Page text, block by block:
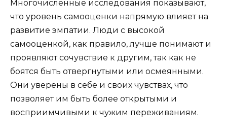
Многочисленные исследования показывают,
что уровень самооценки напрямую влияет на
развитие эмпатии. Люди с высокой
самооценкой, как правило, лучше понимают и
проявляют сочувствие к другим, так как не
боятся быть отвергнутыми или осмеянными.
Они уверены в себе и своих чувствах, что
позволяет им быть более открытыми и
восприимчивыми к чужим переживаниям.